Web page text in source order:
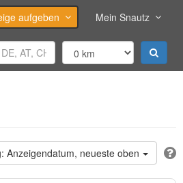
aufgeben Mein Snautz
Anzeigendatum, neueste oben